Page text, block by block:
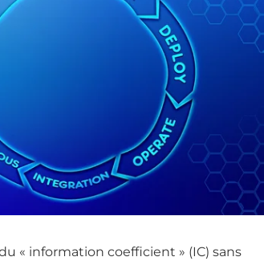
« information coefficient » (IC) sans